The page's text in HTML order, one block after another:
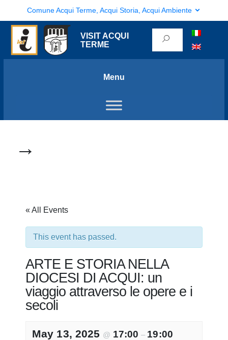
Comune Acqui Terme, Acqui Storia, Acqui Ambiente
VISIT ACQUI
TERME
Menu
→
« All Events
This event has passed.
ARTE E STORIA NELLA
DIOCESI DI ACQUI: un
viaggio attraverso le opere e i
secoli
May 13, 2025 @ 17:00– 19:00